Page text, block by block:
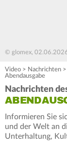
© glomex,
Video > Nachrichten >
Abendausgabe
Nachrichten
Informieren Sie
und der Welt an
Unterhaltung,